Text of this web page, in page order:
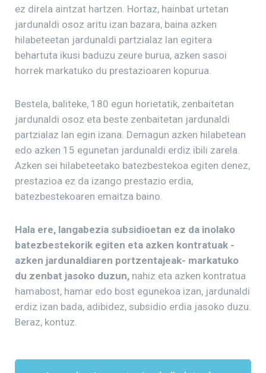
ez direla aintzat hartzen. Hortaz, hainbat urtetan
jardunaldi osoz aritu izan bazara, baina azken
hilabeteetan jardunaldi partzialaz lan egitera
behartuta ikusi baduzu zeure burua, azken sasoi
horrek markatuko du prestazioaren kopurua.
Bestela, baliteke, 180 egun horietatik, zenbaitetan
jardunaldi osoz eta beste zenbaitetan jardunaldi
partzialaz lan egin izana. Demagun azken hilabetean
edo azken 15 egunetan jardunaldi erdiz ibili zarela.
Azken sei hilabeteetako batezbestekoa egiten denez,
prestazioa ez da izango prestazio erdia,
batezbestekoaren emaitza baino.
Hala ere, langabezia subsidioetan ez da inolako
batezbestekorik egiten eta azken kontratuak -
azken jardunaldiaren portzentajeak- markatuko
du zenbat jasoko duzun, nahiz eta azken kontratua
hamabost, hamar edo bost egunekoa izan, jardunaldi
erdiz izan bada, adibidez, subsidio erdia jasoko duzu.
Beraz, kontuz.